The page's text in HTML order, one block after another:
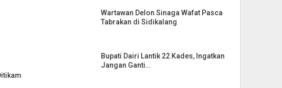
Wartawan Delon Sinaga Wafat Pasca
Tabrakan di Sidikalang
Bupati Dairi Lantik 22 Kades, Ingatkan
Jangan Ganti…